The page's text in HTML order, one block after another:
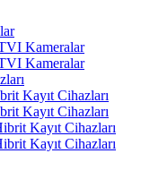
Kameralar
Kameralar
Kayıt Cihazları
Kayıt Cihazları
Kayıt Cihazları
Kayıt Cihazları